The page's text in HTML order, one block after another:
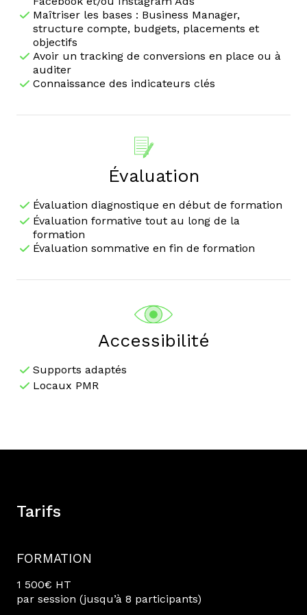
Maîtriser les bases : Business Manager,
structure compte, budgets, placements et
objectifs
Avoir un tracking de conversions en place ou à
auditer
Connaissance des indicateurs clés
Évaluation
Évaluation diagnostique en début de formation
Évaluation formative tout au long de la
formation
Évaluation sommative en fin de formation
Accessibilité
Supports adaptés
Locaux PMR
Tarifs
FORMATION
1 500€ HT
par session (jusqu’à 8 participants)